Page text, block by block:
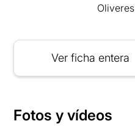
Oliveres
Ver ficha entera
Fotos y vídeos